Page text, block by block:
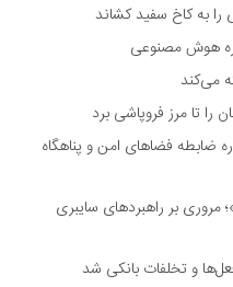
به کاخ سفید کشاند
هوش مصنوعی
می‌کند
تا مرز فروپاشی برد
ضابطه فضا‌های امن و پناهگاه
بر راهبرد‌های سایبری
و تخلفات بانکی شد